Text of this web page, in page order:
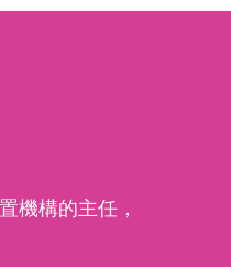
機構的主任，